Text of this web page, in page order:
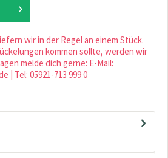
wir in der Regel an einem Stück.
kommen sollte, werden wir
melde dich gerne: E-Mail:
| Tel: 05921-713 999 0